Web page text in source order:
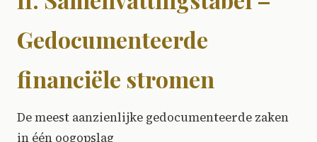
Gedocumenteerde
financiële stromen
De meest aanzienlijke gedocumenteerde zaken
in één oogopslag